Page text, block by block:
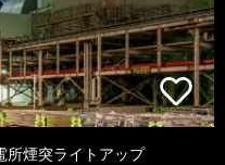
煙突ライトアップ